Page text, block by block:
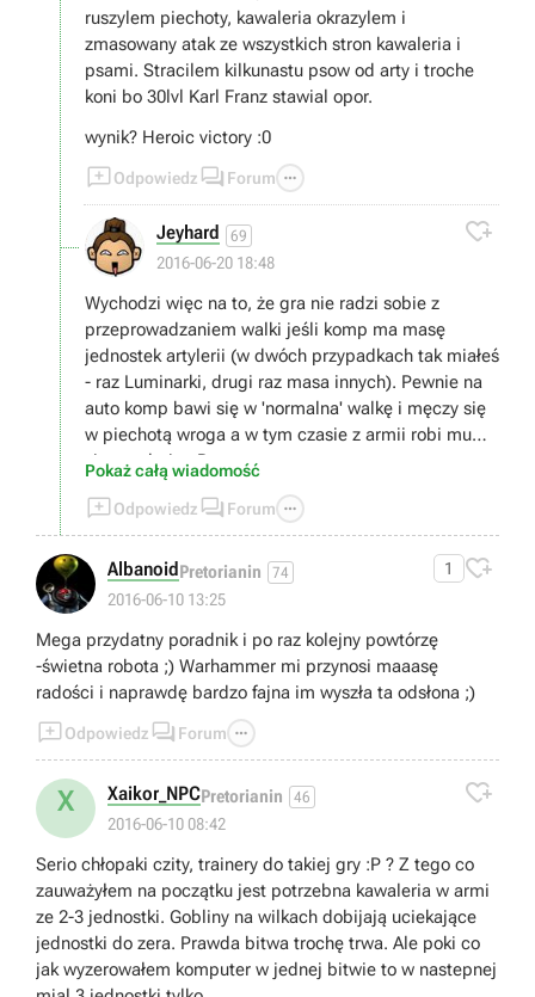
ruszylem piechoty, kawaleria okrazylem i
zmasowany atak ze wszystkich stron kawaleria i
psami. Stracilem kilkunastu psow od arty i troche
koni bo 30lvl Karl Franz stawial opor.
wynik? Heroic victory :0
Odpowiedz  Forum 
Jeyhard 69
2016-06-20 18:48

Wychodzi więc na to, że gra nie radzi sobie z
przeprowadzaniem walki jeśli komp ma masę
jednostek artylerii (w dwóch przypadkach tak miałeś
- raz Luminarki, drugi raz masa innych). Pewnie na
auto komp bawi się w 'normalna' walkę i męczy się
w piechotą wroga a w tym czasie z armii robi mu
sito artyleria. :P
Pokaż całą wiadomość
Odpowiedz  Forum 
AlbanoidPretorianin 74
2016-06-10 13:25
1 
Mega przydatny poradnik i po raz kolejny powtórzę
-świetna robota ;) Warhammer mi przynosi maaasę
radości i naprawdę bardzo fajna im wyszła ta odsłona ;)
Odpowiedz  Forum 
X Xaikor_NPCPretorianin 46
2016-06-10 08:42

Serio chłopaki czity, trainery do takiej gry :P ? Z tego co
zauważyłem na początku jest potrzebna kawaleria w armi
ze 2-3 jednostki. Gobliny na wilkach dobijają uciekające
jednostki do zera. Prawda bitwa trochę trwa. Ale poki co
jak wyzerowałem komputer w jednej bitwie to w nastepnej